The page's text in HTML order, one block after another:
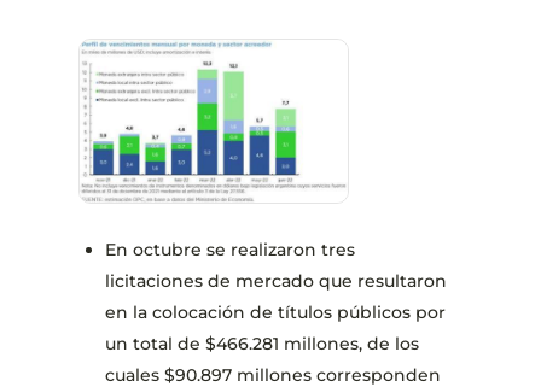
En octubre se realizaron tres
licitaciones de mercado que resultaron
en la colocación de títulos públicos por
un total de $466.281 millones, de los
cuales $90.897 millones corresponden